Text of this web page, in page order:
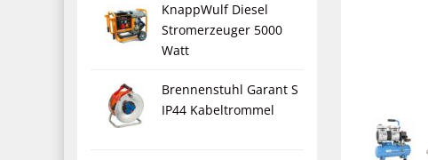
KnappWulf Diesel
Stromerzeuger 5000
Watt
Brennenstuhl Garant S
IP44 Kabeltrommel